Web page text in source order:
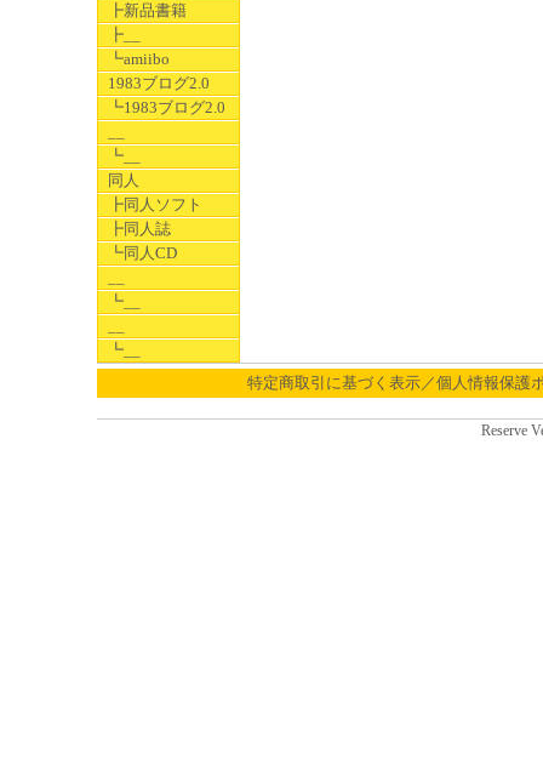
┣新品書籍
┣__
┗amiibo
1983ブログ2.0
┗1983ブログ2.0
┗__
同人
┣同人ソフト
┣同人誌
┗同人CD
┗__
┗__
特定商取引に基づく表示／個人情報保護
Reserve